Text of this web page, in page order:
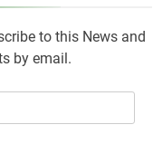
to this News and
by email.